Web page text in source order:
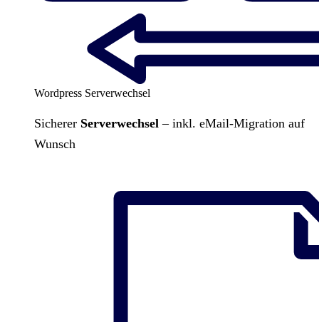
Wordpress Serverwechsel
Sicherer Serverwechsel – inkl. eMail-Migration auf
Wunsch